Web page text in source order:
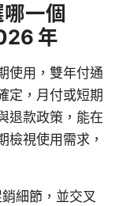
一個
年
使用，雙年付通
定，月付或短期
退款政策，能在
檢視使用需求，
細節，並交叉